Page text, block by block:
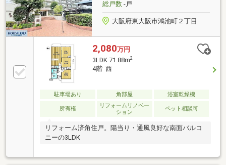
総戸数-戸
大阪府東大阪市鴻池町２丁目
2,080万円
3LDK 71.88m2
4階 西
駐車場あり 角部屋 浴室乾燥機
所有権
リフォームリノベー
ション
ペット相談可
リフォーム済角住戸。陽当り・通風良好な南面バルコ
ニーの3LDK